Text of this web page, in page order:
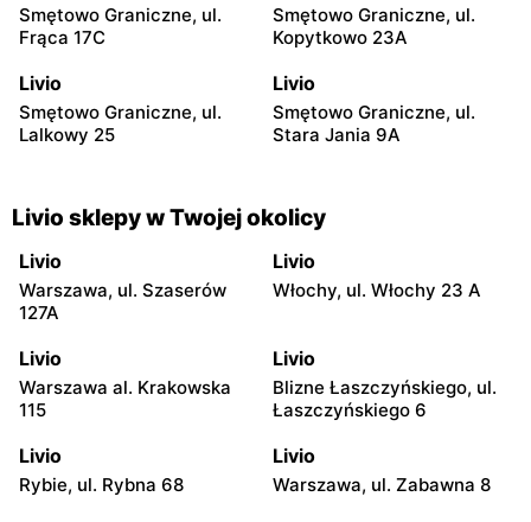
Smętowo Graniczne, ul.
Frąca 17C
Smętowo Graniczne, ul.
Kopytkowo 23A
Livio
Smętowo Graniczne, ul.
Lalkowy 25
Livio
Smętowo Graniczne, ul.
Stara Jania 9A
Livio sklepy w Twojej okolicy
Livio
Warszawa, ul. Szaserów
127A
Livio
Włochy, ul. Włochy 23 A
Livio
Warszawa al. Krakowska
115
Livio
Blizne Łaszczyńskiego, ul.
Łaszczyńskiego 6
Livio
Rybie, ul. Rybna 68
Livio
Warszawa, ul. Zabawna 8